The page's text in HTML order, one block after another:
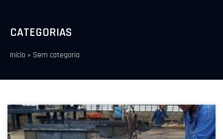
CATEGORIAS
Início » Sem categoria